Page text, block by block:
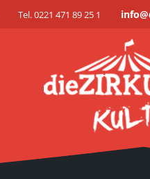
Tel. 0221 471 89 25 1